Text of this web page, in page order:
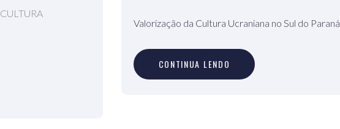
CULTURA
Valorização da Cultura Ucraniana no Sul do Paraná
CONTINUA LENDO